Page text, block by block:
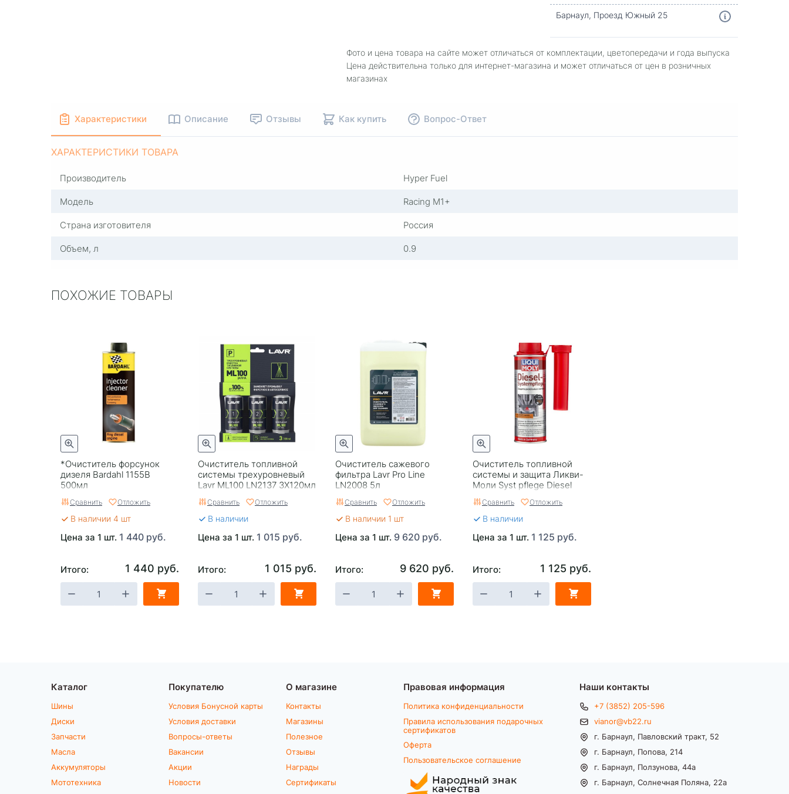
Барнаул, Проезд Южный 25
Фото и цена товара на сайте может отличаться от комплектации, цветопередачи и года выпуска
Цена действительна только для интернет-магазина и может отличаться от цен в розничных
магазинах
Характеристики Описание Отзывы Как купить Вопрос-Ответ
ХАРАКТЕРИСТИКИ ТОВАРА
Производитель
Hyper Fuel
Модель
Racing M1+
Страна изготовителя
Россия
Объем, л
0.9
ПОХОЖИЕ ТОВАРЫ
*Очиститель форсунок
дизеля Bardahl 1155B
500мл
Сравнить Отложить
В наличии 4 шт
Цена за 1 шт. 1 440 руб.
Итого: 1 440 руб.
Очиститель топливной
системы трехуровневый
Lavr ML100 LN2137 3X120мл
Сравнить Отложить
В наличии
Цена за 1 шт. 1 015 руб.
Итого: 1 015 руб.
Очиститель сажевого
фильтра Lavr Pro Line
LN2008 5л
Сравнить Отложить
В наличии 1 шт
Цена за 1 шт. 9 620 руб.
Итого: 9 620 руб.
Очиститель топливной
системы и защита Ликви-
Моли Syst pflege Diesel
Сравнить Отложить
В наличии
Цена за 1 шт. 1 125 руб.
Итого: 1 125 руб.
Каталог
Шины
Диски
Запчасти
Масла
Аккумуляторы
Мототехника
Покупателю
Условия Бонусной карты
Условия доставки
Вопросы-ответы
Вакансии
Акции
Новости
О магазине
Контакты
Магазины
Полезное
Отзывы
Награды
Сертификаты
Правовая информация
Политика конфиденциальности
Правила использования подарочных
сертификатов
Оферта
Пользовательское соглашение
Наши контакты
+7 (3852) 205-596
vianor@vb22.ru
г. Барнаул, Павловский тракт, 52
г. Барнаул, Попова, 214
г. Барнаул, Ползунова, 44а
г. Барнаул, Солнечная Поляна, 22а